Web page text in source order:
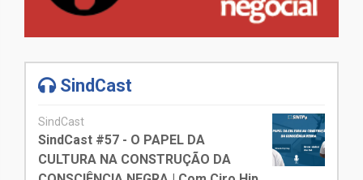
SindCast
SindCast
SindCast #57 - O PAPEL DA
CULTURA NA CONSTRUÇÃO DA